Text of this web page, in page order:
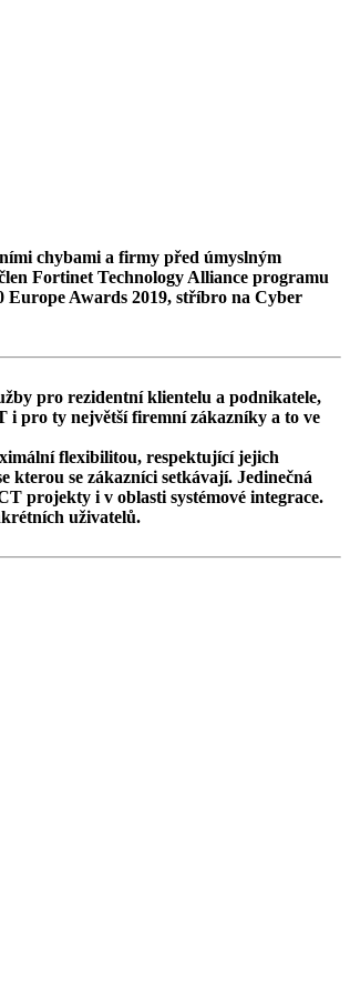
chybami a firmy před úmyslným
Fortinet Technology Alliance programu
Europe Awards 2019, stříbro na Cyber
pro rezidentní klientelu a podnikatele,
i pro ty největší firemní zákazníky a to ve
flexibilitou, respektující jejich
se zákazníci setkávají. Jedinečná
projekty i v oblasti systémové integrace.
uživatelů.